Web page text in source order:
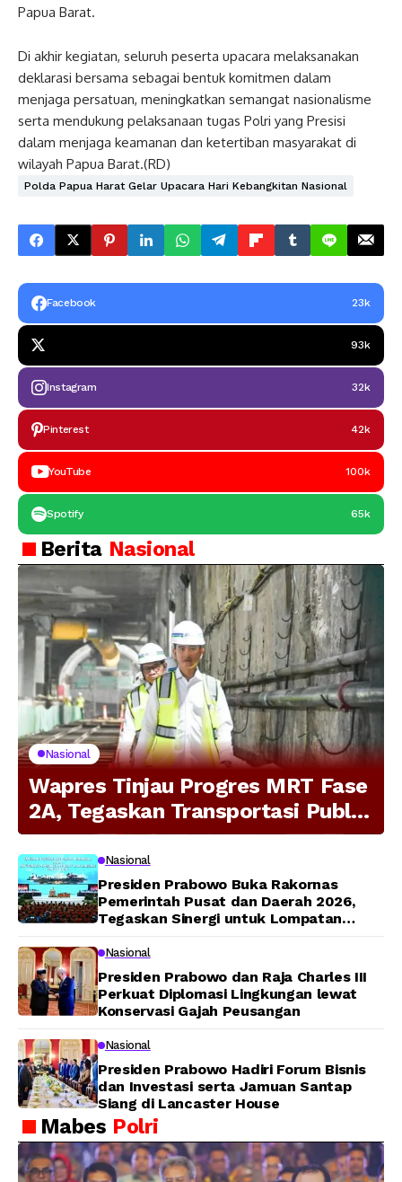
Papua Barat.
Di akhir kegiatan, seluruh peserta upacara melaksanakan
deklarasi bersama sebagai bentuk komitmen dalam
menjaga persatuan, meningkatkan semangat nasionalisme
serta mendukung pelaksanaan tugas Polri yang Presisi
dalam menjaga keamanan dan ketertiban masyarakat di
wilayah Papua Barat.(RD)
Polda Papua Harat Gelar Upacara Hari Kebangkitan Nasional
Facebook 23k
93k
Instagram 32k
Pinterest 42k
YouTube 100k
Spotify 65k
Berita Nasional
Nasional
Wapres Tinjau Progres MRT Fase
2A, Tegaskan Transportasi Publik
Modern Jadi Prioritas Nasional
Nasional
Presiden Prabowo Buka Rakornas
Pemerintah Pusat dan Daerah 2026,
Tegaskan Sinergi untuk Lompatan
Nasional
Presiden Prabowo dan Raja Charles III
Perkuat Diplomasi Lingkungan lewat
Konservasi Gajah Peusangan
Nasional
Presiden Prabowo Hadiri Forum Bisnis
dan Investasi serta Jamuan Santap
Siang di Lancaster House
Mabes Polri